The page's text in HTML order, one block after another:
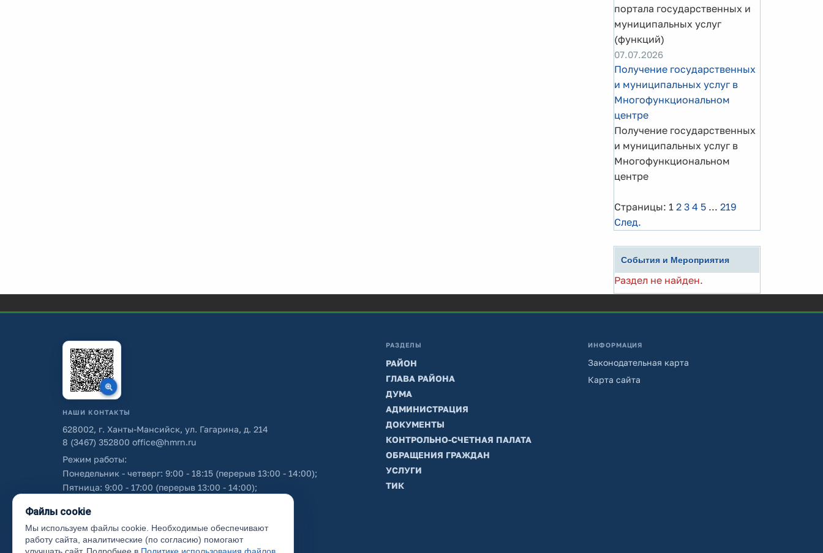
портала государственных и
муниципальных услуг
(функций)
07.07.2026
Получение государственных
и муниципальных услуг в
Многофункциональном
центре
Получение государственных
и муниципальных услуг в
Многофункциональном
центре
Страницы: 1 2 3 4 5 ... 219
След.
События и Мероприятия
Раздел не найден.
НАШИ КОНТАКТЫ
628002, г. Ханты-Мансийск, ул. Гагарина, д. 214
8 (3467) 352800 office@hmrn.ru
Режим работы:
Понедельник - четверг: 9:00 - 18:15 (перерыв 13:00 - 14:00);
Пятница: 9:00 - 17:00 (перерыв 13:00 - 14:00);
Об использовании персональных данных
РАЗДЕЛЫ
РАЙОН
ГЛАВА РАЙОНА
ДУМА
АДМИНИСТРАЦИЯ
ДОКУМЕНТЫ
КОНТРОЛЬНО-СЧЕТНАЯ ПАЛАТА
ОБРАЩЕНИЯ ГРАЖДАН
УСЛУГИ
ТИК
ИНФОРМАЦИЯ
Законодательная карта
Карта сайта
Файлы cookie
Мы используем файлы cookie. Необходимые обеспечивают
работу сайта, аналитические (по согласию) помогают